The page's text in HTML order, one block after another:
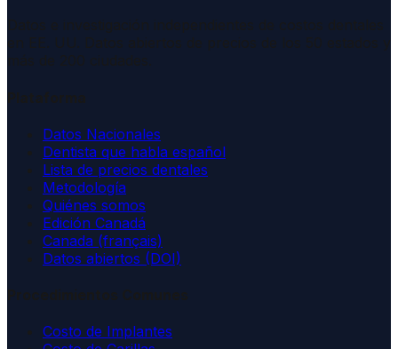
Datos Nacionales
Dentista que habla español
Lista de precios dentales
Metodología
Quiénes somos
Edición Canadá
Canada (français)
Datos abiertos (DOI)
Costo de Implantes